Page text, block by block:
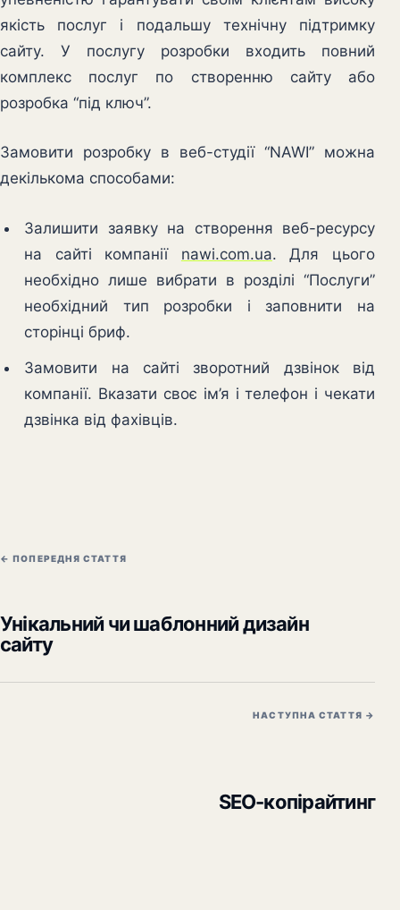
якість послуг і подальшу технічну підтримку
сайту. У послугу розробки входить повний
комплекс послуг по створенню сайту або
розробка “під ключ”.
Замовити розробку в веб-студії “NAWI” можна
декількома способами:
Залишити заявку на створення веб-ресурсу
на сайті компанії nawi.com.ua. Для цього
необхідно лише вибрати в розділі “Послуги”
необхідний тип розробки і заповнити на
сторінці бриф.
Замовити на сайті зворотний дзвінок від
компанії. Вказати своє ім’я і телефон і чекати
дзвінка від фахівців.
← ПОПЕРЕДНЯ СТАТТЯ
Унікальний чи шаблонний дизайн
сайту
НАСТУПНА СТАТТЯ →
SEO-копірайтинг